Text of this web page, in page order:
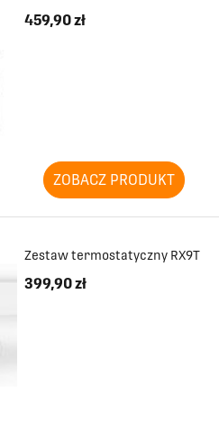
459,90 zł
ZOBACZ PRODUKT
Zestaw termostatyczny RX9T
399,90 zł